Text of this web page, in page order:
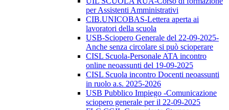
per Assistenti Amministrativi
CIB.UNICOBAS-Lettera aperta ai
lavoratori della scuola
USB-Sciopero Generale del 22-09-2025-
Anche senza circolare si può scioperare
CISL Scuola-Personale ATA incontro
online neoassunti del 19-09-2025
CISL Scuola incontro Docenti neoassunti
in ruolo a.s. 2025-2026
USB Pubblico Impiego -Comunicazione
sciopero generale per il 22-09-2025